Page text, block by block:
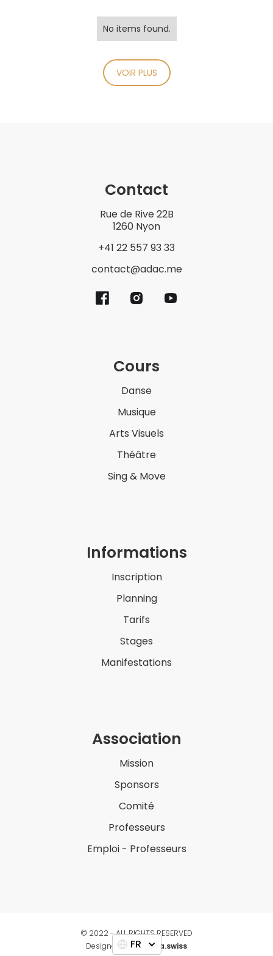
No items found.
VOIR PLUS
Contact
Rue de Rive 22B
1260 Nyon
+41 22 557 93 33
contact@adac.me
Cours
Danse
Musique
Arts Visuels
Théâtre
Sing & Move
Informations
Inscription
Planning
Tarifs
Stages
Manifestations
Association
Mission
Sponsors
Comité
Professeurs
Emploi - Professeurs
© 2022 - ALL RIGHTS RESERVED
FR
Designed bynumera.swiss